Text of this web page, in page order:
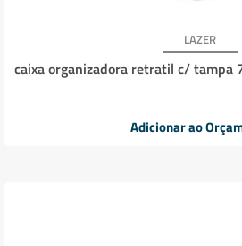
LAZER
caixa organizadora retratil c/ tampa
Adicionar ao